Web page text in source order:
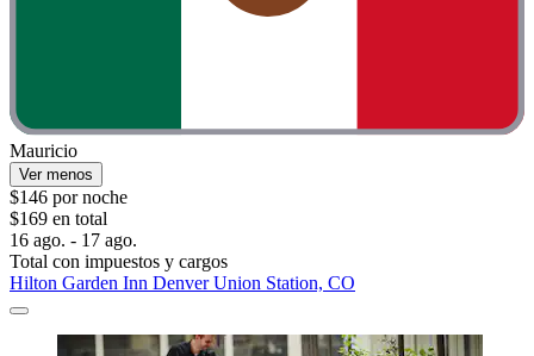
Mauricio
Ver menos
$146 por noche
$169 en total
16 ago. - 17 ago.
Total con impuestos y cargos
Hilton Garden Inn Denver Union Station, CO